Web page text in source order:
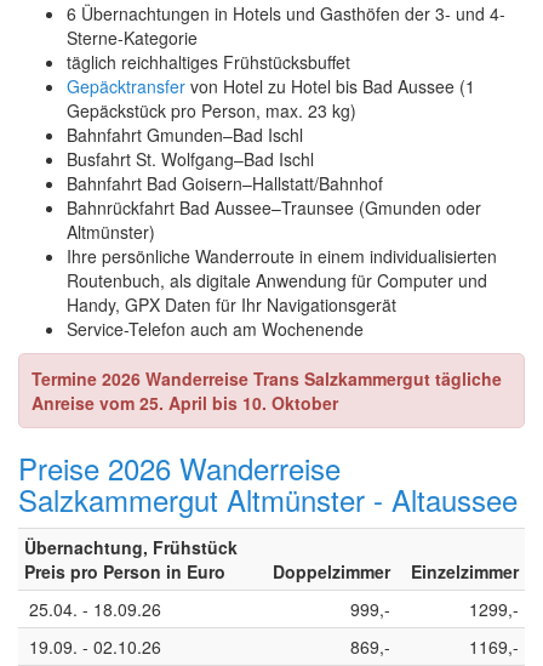
6 Übernachtungen in Hotels und Gasthöfen der 3- und 4-
Sterne-Kategorie
täglich reichhaltiges Frühstücksbuffet
Gepäcktransfer von Hotel zu Hotel bis Bad Aussee (1
Gepäckstück pro Person, max. 23 kg)
Bahnfahrt Gmunden–Bad Ischl
Busfahrt St. Wolfgang–Bad Ischl
Bahnfahrt Bad Goisern–Hallstatt/Bahnhof
Bahnrückfahrt Bad Aussee–Traunsee (Gmunden oder
Altmünster)
Ihre persönliche Wanderroute in einem individualisierten
Routenbuch, als digitale Anwendung für Computer und
Handy, GPX Daten für Ihr Navigationsgerät
Service-Telefon auch am Wochenende
Termine 2026 Wanderreise Trans Salzkammergut tägliche
Anreise vom 25. April bis 10. Oktober
Preise 2026 Wanderreise
Salzkammergut Altmünster - Altaussee
Übernachtung, Frühstück
Preis pro Person in Euro
Doppelzimmer
Einzelzimmer
25.04. - 18.09.26
999,-
1299,-
19.09. - 02.10.26
869,-
1169,-